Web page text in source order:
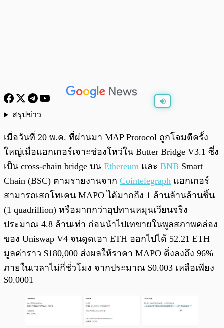
สรุปข่าว
เมื่อวันที่ 20 พ.ค. ที่ผ่านมา MAP Protocol ถูกโจมตีครั้ง
ใหญ่เมื่อแฮกเกอร์เจาะช่องโหว่ใน Butter Bridge V3.1 ซึ่ง
เป็น cross-chain bridge บน Ethereum และ BNB Smart
Chain (BSC) ตามรายงานจาก Cointelegraph แฮกเกอร์
สามารถเสกโทเคน MAPO ได้มากถึง 1 ล้านล้านล้านชิ้น
(1 quadrillion) หรือมากกว่าอุปทานหมุนเวียนจริง
ประมาณ 4.8 ล้านเท่า ก่อนนำไปเทขายในพูลสภาพคล่อง
ของ Uniswap V4 จนดูดเอา ETH ออกไปได้ 52.21 ETH
มูลค่าราว $180,000 ส่งผลให้ราคา MAPO ดิ่งลงถึง 96%
ภายในเวลาไม่กี่ชั่วโมง จากประมาณ $0.003 เหลือเพียง
$0.0001